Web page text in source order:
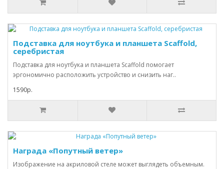
Подставка для ноутбука и планшета Scaffold,
серебристая
Подставка для ноутбука и планшета Scaffold помогает
эргономично расположить устройство и снизить наг..
1590р.
Награда «Попутный ветер»
Изображение на акриловой стеле может выглядеть объемным.